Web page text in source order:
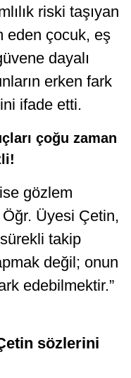
riski taşıyan
eden çocuk, eş
dayalı
erken fark
ifade etti.
çoğu zaman
gözlem
Öğr. Üyesi Çetin,
takip
değil; onun
edebilmektir.”
sözlerini